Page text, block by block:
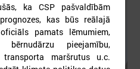
ka CSP pašvaldībām
kas būs reālajā
pamats lēmumiem,
bērnudārzu pieejamību,
maršrutus u.c.